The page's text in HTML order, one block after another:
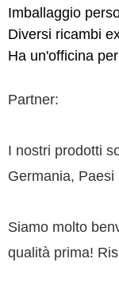
Imballaggio
Diversi ricambi
Ha un'officina
Partner:
I nostri prodotti
Germania,
Siamo molto
qualità prima!